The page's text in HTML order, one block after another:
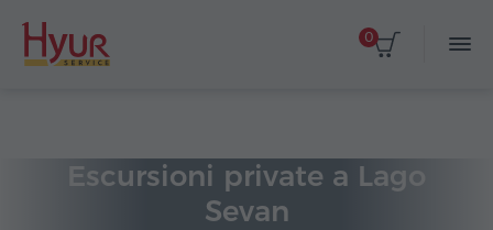
0
Escursioni private a Lago
Sevan